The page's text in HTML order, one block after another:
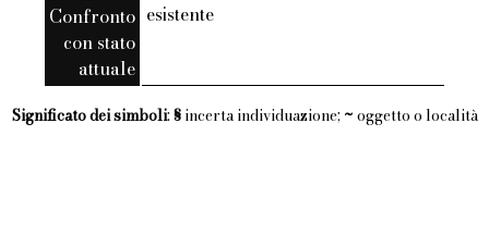
Confronto
con stato
attuale
esistente
Significato dei simboli: §incerta individuazione; ~ oggetto o località